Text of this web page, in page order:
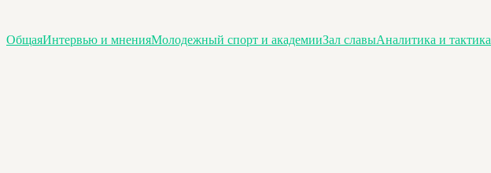
ОбщаяИнтервью и мненияМолодежный спорт и академииЗал славыАналитика и тактика